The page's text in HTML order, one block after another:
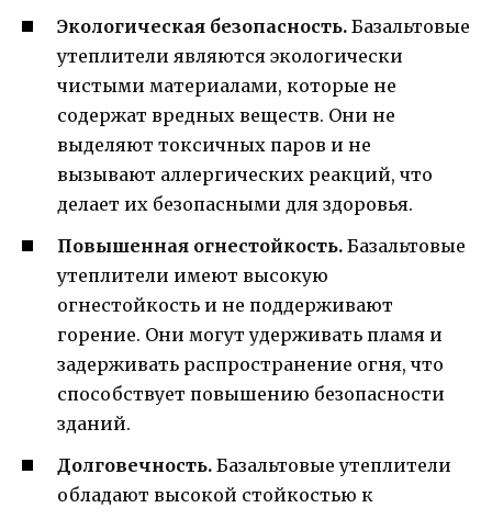
Экологическая безопасность. Базальтовые
утеплители являются экологически
чистыми материалами, которые не
содержат вредных веществ. Они не
выделяют токсичных паров и не
вызывают аллергических реакций, что
делает их безопасными для здоровья.
Повышенная огнестойкость. Базальтовые
утеплители имеют высокую
огнестойкость и не поддерживают
горение. Они могут удерживать пламя и
задерживать распространение огня, что
способствует повышению безопасности
зданий.
Долговечность. Базальтовые утеплители
обладают высокой стойкостью к